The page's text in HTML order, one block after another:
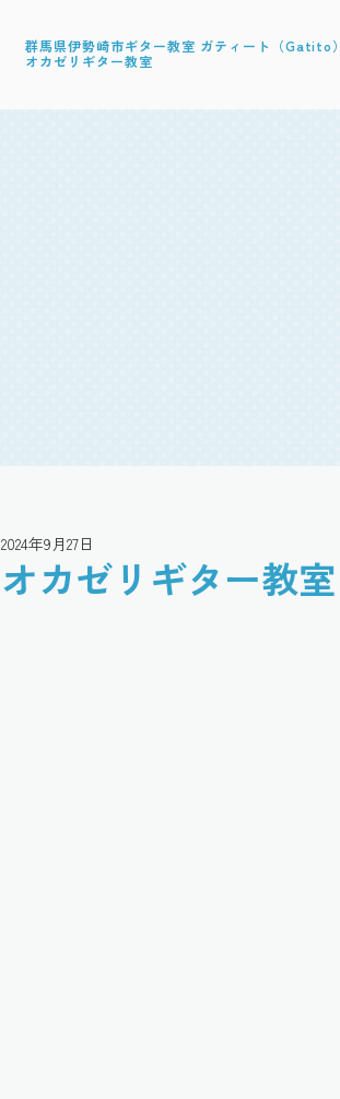
群馬県伊勢崎市ギター教室 ガティート（Gatito）
オカゼリギター教室
オカゼリギター教
2024年9月27日